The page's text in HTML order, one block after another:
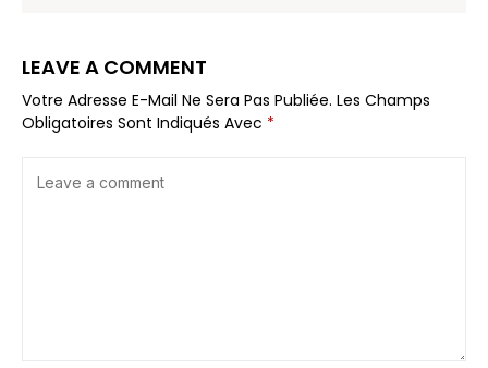
LEAVE A COMMENT
Votre Adresse E-Mail Ne Sera Pas Publiée. Les Champs
Obligatoires Sont Indiqués Avec *